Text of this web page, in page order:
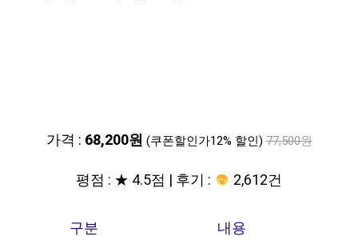
가격 : 68,200원 (쿠폰할인가12% 할인) 77,500원
평점 : ★ 4.5점 | 후기 : 2,612건
구분 내용